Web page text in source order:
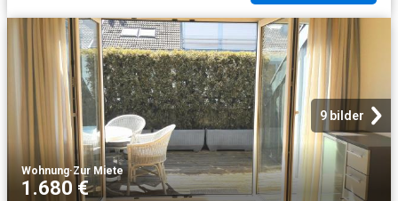
9 bilder
Wohnung·Zur Miete
1.680 €